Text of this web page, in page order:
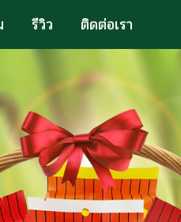
รีวิว ติดต่อเรา